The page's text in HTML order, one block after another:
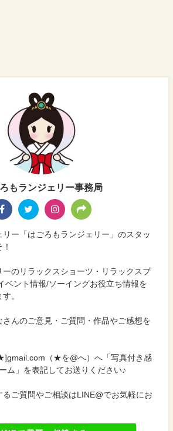
もランジェリー事務局
リー「はごろもランジェリー」のスタッ
ーのリラックスショーツ・リラックスブ
ベント情報/ソーイングお役立ち情報を
。
さんのご意見・ご質問・作品やご感想を
（★を@へ）へ「写真付き感
ム」を表記してお送りください♪
ご質問やご相談はLINE@でお気軽にお